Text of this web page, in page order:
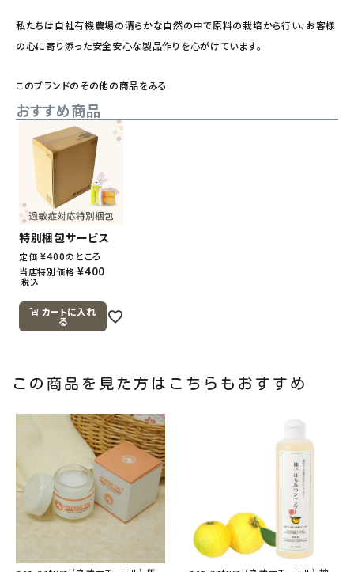
私たちは自社有機農場の清らかな自然の中で原料の栽培から行い、お客様
の心に寄り添った安全安心な製品作りを心がけています。
このブランドのその他の商品をみる
おすすめ商品
特別梱包サービス
定価 ¥400のところ
当店特別価格 ¥400
税込
カートに入れ
る
この商品を見た方はこちらもおすすめ